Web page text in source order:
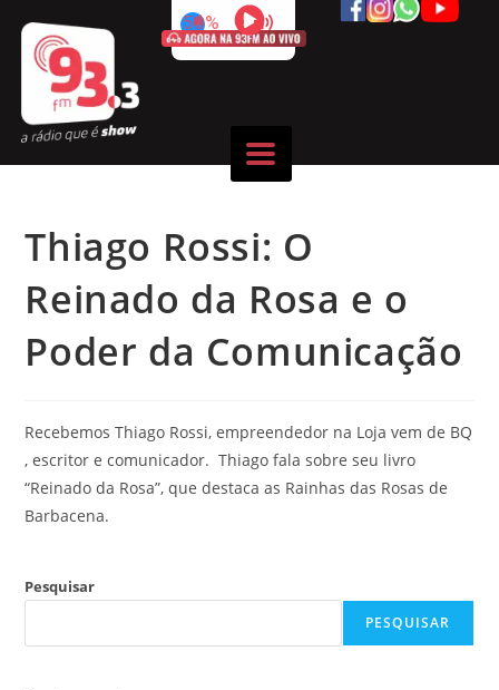
50%
Thiago Rossi: O
Reinado da Rosa e o
Poder da Comunicação
Recebemos Thiago Rossi, empreendedor na Loja vem de BQ
, escritor e comunicador. Thiago fala sobre seu livro
“Reinado da Rosa”, que destaca as Rainhas das Rosas de
Barbacena.
Pesquisar
PESQUISAR